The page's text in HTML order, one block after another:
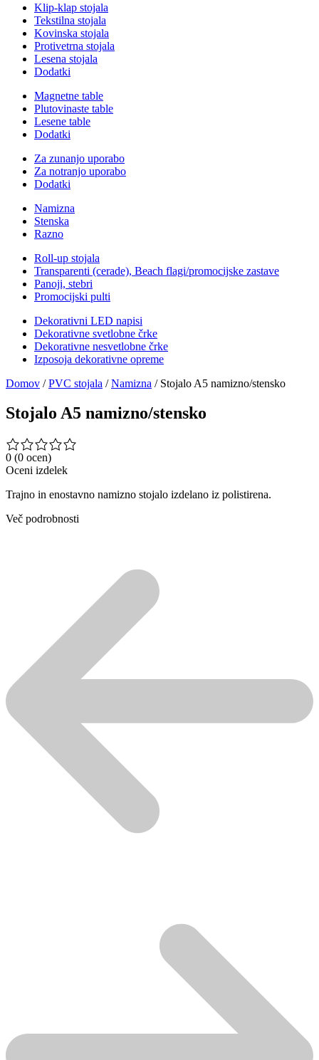
Klip-klap stojala
Tekstilna stojala
Kovinska stojala
Protivetrna stojala
Lesena stojala
Dodatki
Magnetne table
Plutovinaste table
Lesene table
Dodatki
Za zunanjo uporabo
Za notranjo uporabo
Dodatki
Namizna
Stenska
Razno
Roll-up stojala
Transparenti (cerade), Beach flagi/promocijske zastave
Panoji, stebri
Promocijski pulti
Dekorativni LED napisi
Dekorativne svetlobne črke
Dekorativne nesvetlobne črke
Izposoja dekorativne opreme
Domov /PVC stojala /Namizna / Stojalo A5 namizno/stensko
Stojalo A5 namizno/stensko
0 (0 ocen)
Oceni izdelek
Trajno in enostavno namizno stojalo izdelano iz polistirena.
Več podrobnosti